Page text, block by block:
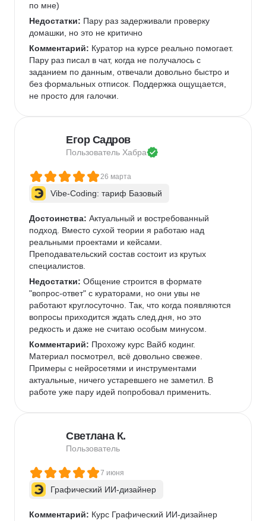
по мне)
Недостатки: Пару раз задерживали проверку
домашки, но это не критично
Комментарий: Куратор на курсе реально помогает.
Пару раз писал в чат, когда не получалось с
заданием по данным, отвечали довольно быстро и
без формальных отписок. Поддержка ощущается,
не просто для галочки.
Егор Садров
Пользователь Хабра
26 марта
Vibe-Coding: тариф Базовый
Достоинства: Актуальный и востребованный
подход. Вместо сухой теории я работаю над
реальными проектами и кейсами.
Преподавательский состав состоит из крутых
специалистов.
Недостатки: Общение строится в формате
"вопрос-ответ" с кураторами, но они увы не
работают круглосуточно. Так, что когда появляются
вопросы приходится ждать след.дня, но это
редкость и даже не считаю особым минусом.
Комментарий: Прохожу курс Вайб кодинг.
Материал посмотрел, всё довольно свежее.
Примеры с нейросетями и инструментами
актуальные, ничего устаревшего не заметил. В
работе уже пару идей попробовал применить.
Светлана К.
Пользователь
7 июня
Графический ИИ-дизайнер
Комментарий: Курс Графический ИИ-дизайнер